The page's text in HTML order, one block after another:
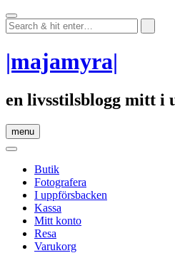
Skip
to
content
|majamyra|
en livsstilsblogg mitt i
menu
Butik
Fotografera
I uppförsbacken
Kassa
Mitt konto
Resa
Varukorg